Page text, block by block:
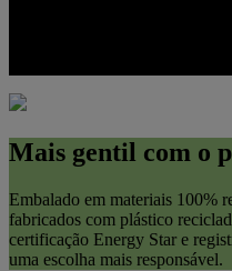
Mais gentil com o
Embalado em materiais 100%
fabricados com plástico
certificação Energy Star e
uma escolha mais responsável.